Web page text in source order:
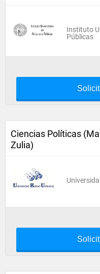
Instituto
Públicas
Ciencias Políticas
Zulia)